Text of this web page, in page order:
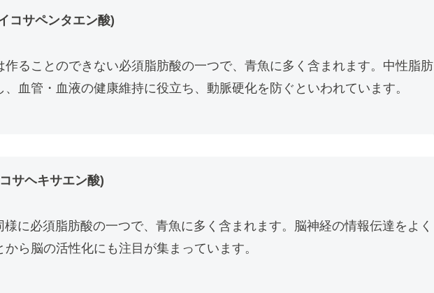
コサペンタエン酸)
作ることのできない必須脂肪酸の一つで、青魚に多く含まれます。中性脂肪
、血管・血液の健康維持に役立ち、動脈硬化を防ぐといわれています。
サヘキサエン酸)
様に必須脂肪酸の一つで、青魚に多く含まれます。脳神経の情報伝達をよく
から脳の活性化にも注目が集まっています。